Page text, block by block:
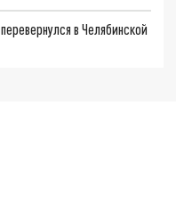
в Челябинской